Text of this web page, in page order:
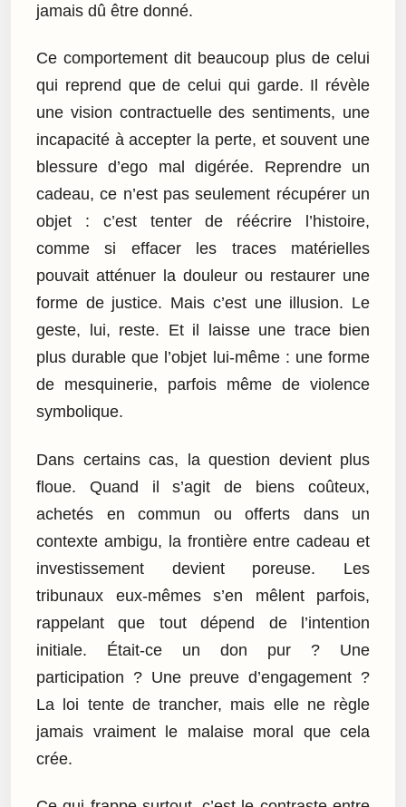
jamais dû être donné.
Ce comportement dit beaucoup plus de celui
qui reprend que de celui qui garde. Il révèle
une vision contractuelle des sentiments, une
incapacité à accepter la perte, et souvent une
blessure d’ego mal digérée. Reprendre un
cadeau, ce n’est pas seulement récupérer un
objet : c’est tenter de réécrire l’histoire,
comme si effacer les traces matérielles
pouvait atténuer la douleur ou restaurer une
forme de justice. Mais c’est une illusion. Le
geste, lui, reste. Et il laisse une trace bien
plus durable que l’objet lui-même : une forme
de mesquinerie, parfois même de violence
symbolique.
Dans certains cas, la question devient plus
floue. Quand il s’agit de biens coûteux,
achetés en commun ou offerts dans un
contexte ambigu, la frontière entre cadeau et
investissement devient poreuse. Les
tribunaux eux-mêmes s’en mêlent parfois,
rappelant que tout dépend de l’intention
initiale. Était-ce un don pur ? Une
participation ? Une preuve d’engagement ?
La loi tente de trancher, mais elle ne règle
jamais vraiment le malaise moral que cela
crée.